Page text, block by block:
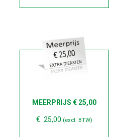
MEERPRIJS € 25,00
€ 25,00 (excl. BTW)